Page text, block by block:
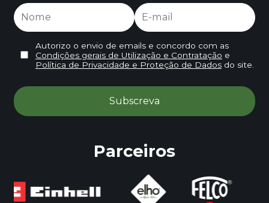
Autorizo o envio de emails e concordo com as
Condições gerais de Utilização e Contratação e
Política de Privacidade e Proteção de Dadosdo site.
Parceiros